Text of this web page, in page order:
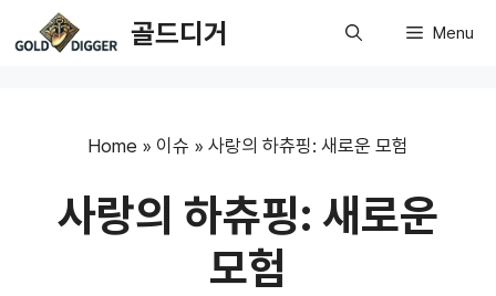
to
골드디거 Menu
Home » 이슈 » 사랑의 하츄핑: 새로운 모험
사랑의 하츄핑: 새로운
모험